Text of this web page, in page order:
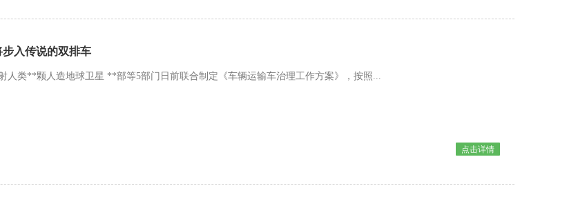
入传说的双排车
人类**颗人造地球卫星 **部等5部门日前联合制定《车辆运输车治理工作方案》，按照...
点击详情